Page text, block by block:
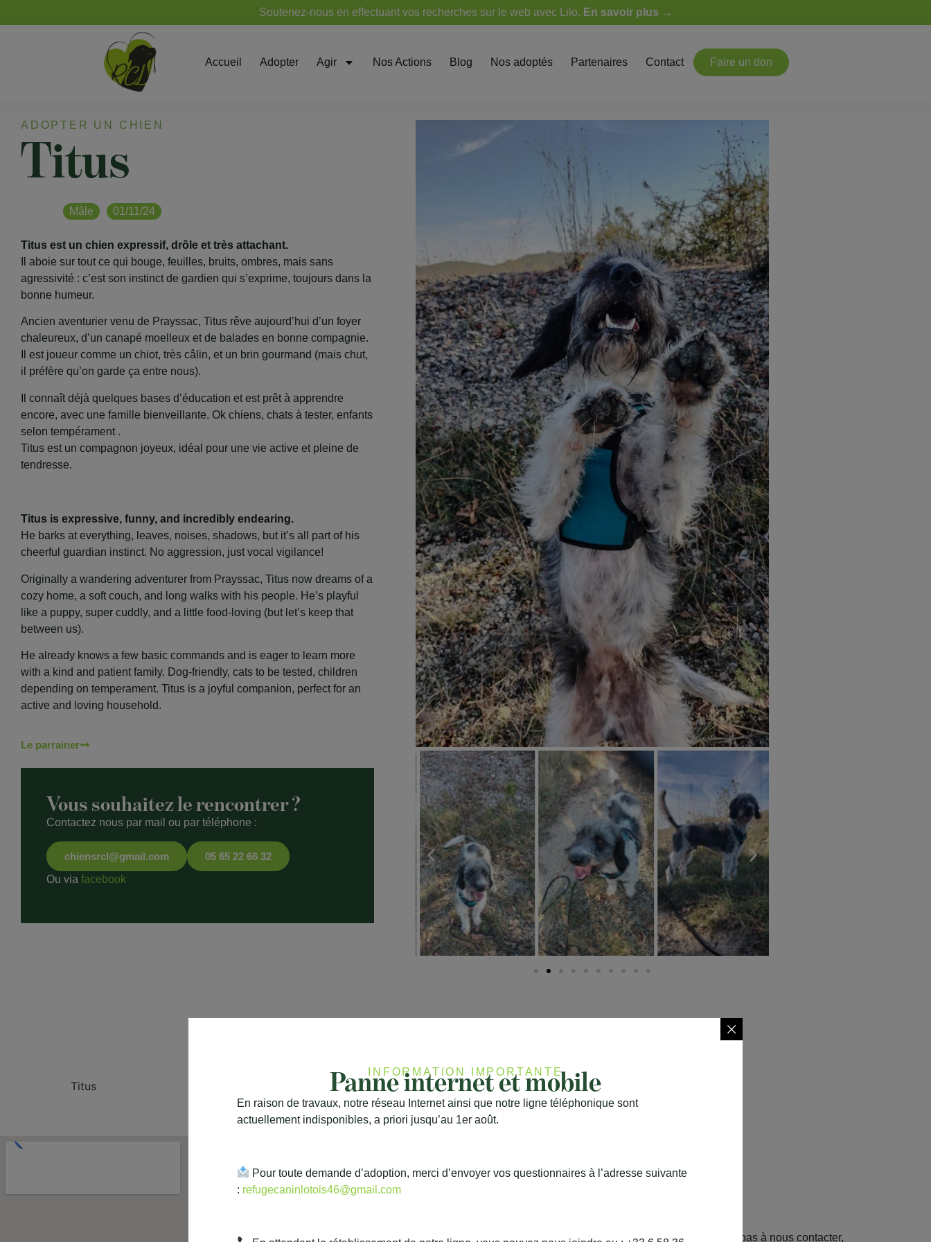
Soutenez-nous en effectuant vos recherches sur le web avec Lilo. En savoir plus →
Accueil Adopter Agir Nos Actions Blog Nos adoptés Partenaires Contact Faire un don
ADOPTER UN CHIEN
Titus
Mâle 01/11/24
Titus est un chien expressif, drôle et très attachant.
Il aboie sur tout ce qui bouge, feuilles, bruits, ombres, mais sans
agressivité : c’est son instinct de gardien qui s’exprime, toujours dans la
bonne humeur.
Ancien aventurier venu de Prayssac, Titus rêve aujourd’hui d’un foyer
chaleureux, d’un canapé moelleux et de balades en bonne compagnie.
Il est joueur comme un chiot, très câlin, et un brin gourmand (mais chut,
il préfère qu’on garde ça entre nous).
Il connaît déjà quelques bases d’éducation et est prêt à apprendre
encore, avec une famille bienveillante. Ok chiens, chats à tester, enfants
selon tempérament .
Titus est un compagnon joyeux, idéal pour une vie active et pleine de
tendresse.
Titus is expressive, funny, and incredibly endearing.
He barks at everything, leaves, noises, shadows, but it’s all part of his
cheerful guardian instinct. No aggression, just vocal vigilance!
Originally a wandering adventurer from Prayssac, Titus now dreams of a
cozy home, a soft couch, and long walks with his people. He’s playful
like a puppy, super cuddly, and a little food-loving (but let’s keep that
between us).
He already knows a few basic commands and is eager to learn more
with a kind and patient family. Dog-friendly, cats to be tested, children
depending on temperament. Titus is a joyful companion, perfect for an
active and loving household.
Le parrainer
Vous souhaitez le rencontrer ?
Contactez nous par mail ou par téléphone :
chiensrcl@gmail.com
05 65 22 66 32
Ou via facebook
Titus
Une question, envie d’adopter ou de soutenir notre refuge ? N’hésitez pas à nous contacter,
INFORMATION IMPORTANTE
Panne internet et mobile
En raison de travaux, notre réseau Internet ainsi que notre ligne téléphonique sont
actuellement indisponibles, a priori jusqu’au 1er août.
Pour toute demande d’adoption, merci d’envoyer vos questionnaires à l’adresse suivante
: refugecaninlotois46@gmail.com